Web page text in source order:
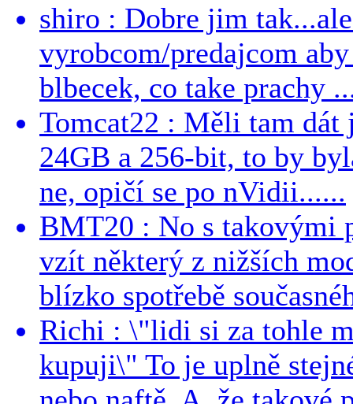
shiro : Dobre jim
vyrobcom/predajcom
blbecek, co take prachy
Tomcat22 : Měli tam dát
24GB a 256-bit, to by
ne, opičí se po nVidii......
BMT20 : No s takovými
vzít některý z nižších
blízko spotřebě
Richi : \"lidi si za tohle
kupuji\" To je uplně